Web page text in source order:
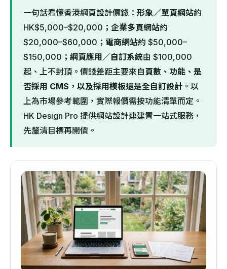
一句話看懂香港網頁設計價錢： 形象／單頁網站約
HK$5,000–$20,000； 企業多頁網站約
$20,000–$60,000； 電商網站約 $50,000–
$150,000； 網頁應用／自訂系統由 $100,000
起、上不封頂。價錢差距主要來自頁數、功能、是
否採用 CMS，以及採用模板還是全自訂設計 。以
上為市場參考範圍，實際報價需按功能清單而定。
HK Design Pro 提供網站設計連建置一站式服務，
先釐清目標再開價。